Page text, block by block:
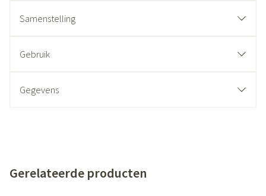
Samenstelling
Gebruik
Gegevens
Gerelateerde producten